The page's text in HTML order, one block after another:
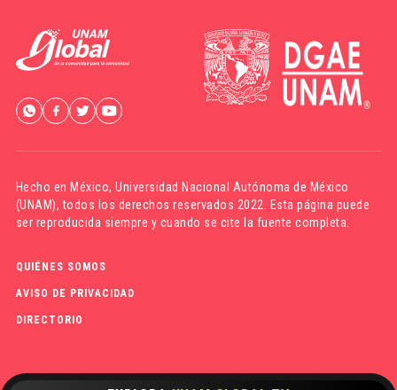
Hecho en México,Universidad Nacional Autónoma de México
(UNAM), todos los derechos reservados 2022. Esta página puede
ser reproducida siempre y cuando se cite la fuente completa.
QUIÉNES SOMOS
AVISO DE PRIVACIDAD
DIRECTORIO